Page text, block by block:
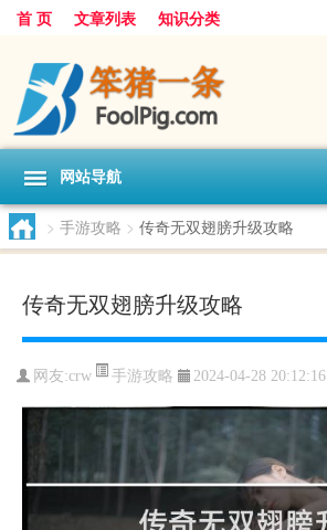
首 页 文章列表 知识分类
网站导航
> 手游攻略 > 传奇无双翅膀升级攻略
传奇无双翅膀升级攻略
网友:crw 手游攻略 2024-04-28 20:12:16